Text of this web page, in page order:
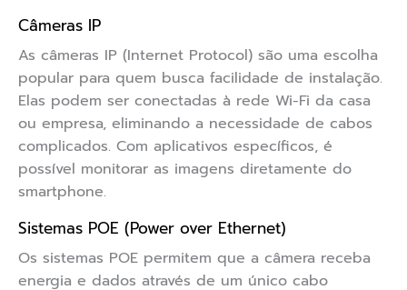
Câmeras IP
As câmeras IP (Internet Protocol) são uma escolha
popular para quem busca facilidade de instalação.
Elas podem ser conectadas à rede Wi-Fi da casa
ou empresa, eliminando a necessidade de cabos
complicados. Com aplicativos específicos, é
possível monitorar as imagens diretamente do
smartphone.
Sistemas POE (Power over Ethernet)
Os sistemas POE permitem que a câmera receba
energia e dados através de um único cabo